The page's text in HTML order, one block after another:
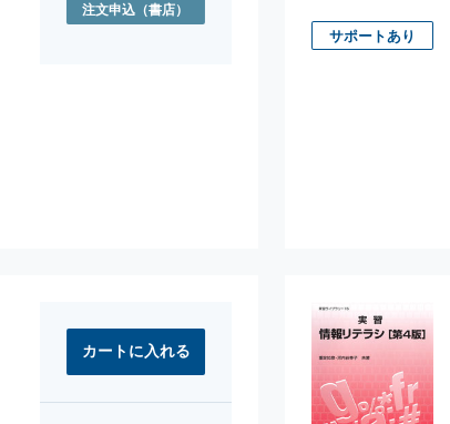
注文申込 （書店）
サポートあり